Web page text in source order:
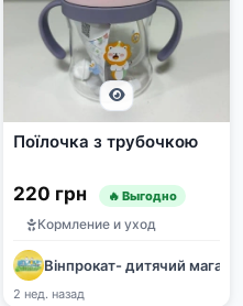
Поїлочка з трубочкою
220 грн 🔥 Выгодно
Кормление и уход
Вінпрокат- дитячий
2 нед. назад